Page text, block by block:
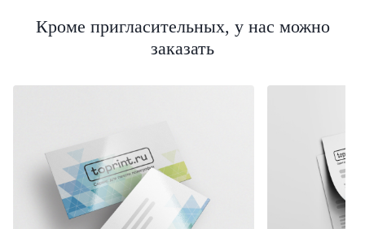
Кроме пригласительных, у нас можно
заказать